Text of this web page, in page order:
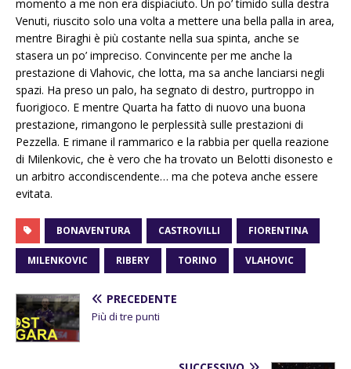
momento a me non era dispiaciuto. Un po’ timido sulla destra
Venuti, riuscito solo una volta a mettere una bella palla in area,
mentre Biraghi è più costante nella sua spinta, anche se
stasera un po’ impreciso. Convincente per me anche la
prestazione di Vlahovic, che lotta, ma sa anche lanciarsi negli
spazi. Ha preso un palo, ha segnato di destro, purtroppo in
fuorigioco. E mentre Quarta ha fatto di nuovo una buona
prestazione, rimangono le perplessità sulle prestazioni di
Pezzella. E rimane il rammarico e la rabbia per quella reazione
di Milenkovic, che è vero che ha trovato un Belotti disonesto e
un arbitro accondiscendente… ma che poteva anche essere
evitata.
BONAVENTURA CASTROVILLI FIORENTINA
MILENKOVIC RIBERY TORINO VLAHOVIC
PRECEDENTE
Più di tre punti